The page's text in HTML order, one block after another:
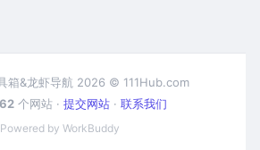
箱&龙虾导航 2026 © 111Hub.com
个网站 · 提交网站 · 联系我们
Powered by WorkBuddy